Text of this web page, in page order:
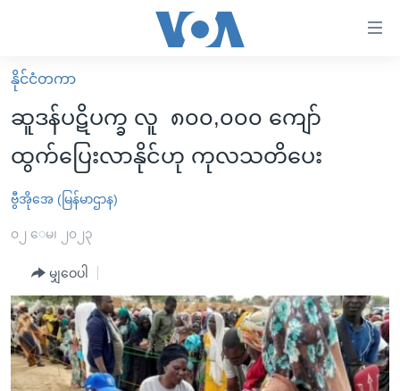
လွယ်ကူ
စေ
Link
များ
ပင်မ
ကျော်
ကြည့်
ရန်
ပင်မ
မူလစာမျက်နှာ
မြန်မာ
ကမ္ဘာ့သတင်းများ
နိုင်ငံတကာ
အစ္စရေး-ပါလက်စတိုင်း
ဗွီဒီယို
အင်္ဂလိပ်စာလေ့လာမယ်
အမေရိကန်သုံးအီဒီယံ
မကြေးမုံရဲ့ အင်္ဂလိပ်စာ
ရုပ်ရှင်ထဲက အင်္ဂလိပ်စာ
အပတ်စဉ်ကဏ္ဍများ
ရေဒီယို
တီဗွီ
ရေဒီယိုနှင့်ရုပ်သံ အချက်အလက်များ
ရေဒီယို/တီဗွီအစီအစဉ်
နိုင်ငံတကာ
ဆူဒန်ပဋိပက္ခ လူ ၈၀၀,၀၀၀ ကျော်
ထွက်ပြေးလာနိုင်ဟု ကုလသတိပေး
ဗွီအိုအေ (မြန်မာဌာန)
၀၂ ေမ၊ ၂၀၂၃
မျှဝေပါ